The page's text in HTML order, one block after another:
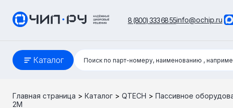
8 (800) 333 68 55info@ochip.ru
Каталог
Поиск:
Поиск по парт-номеру, наименованию ,
Главная страница > Каталог > QTECH > Пассивное
2M